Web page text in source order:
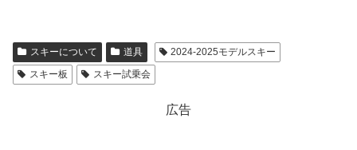
スキーについて 道具
2024-2025モデルスキー
スキー板
スキー試乗会
広告